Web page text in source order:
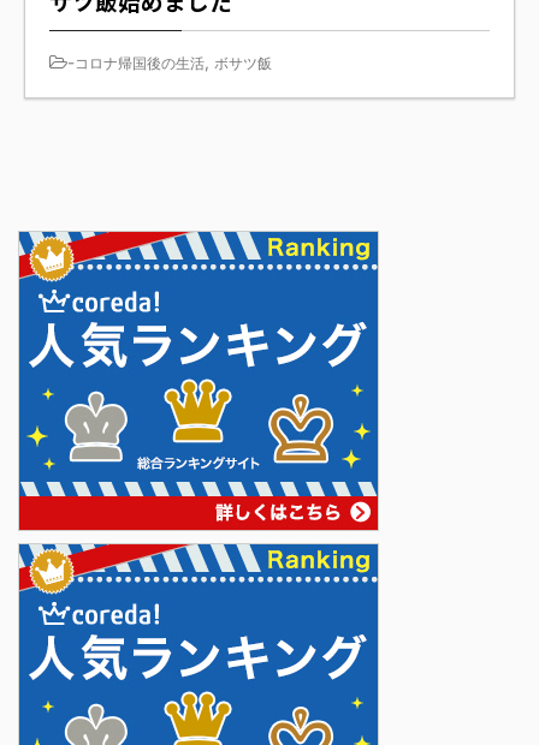
-コロナ帰国後の生活, ボサツ飯